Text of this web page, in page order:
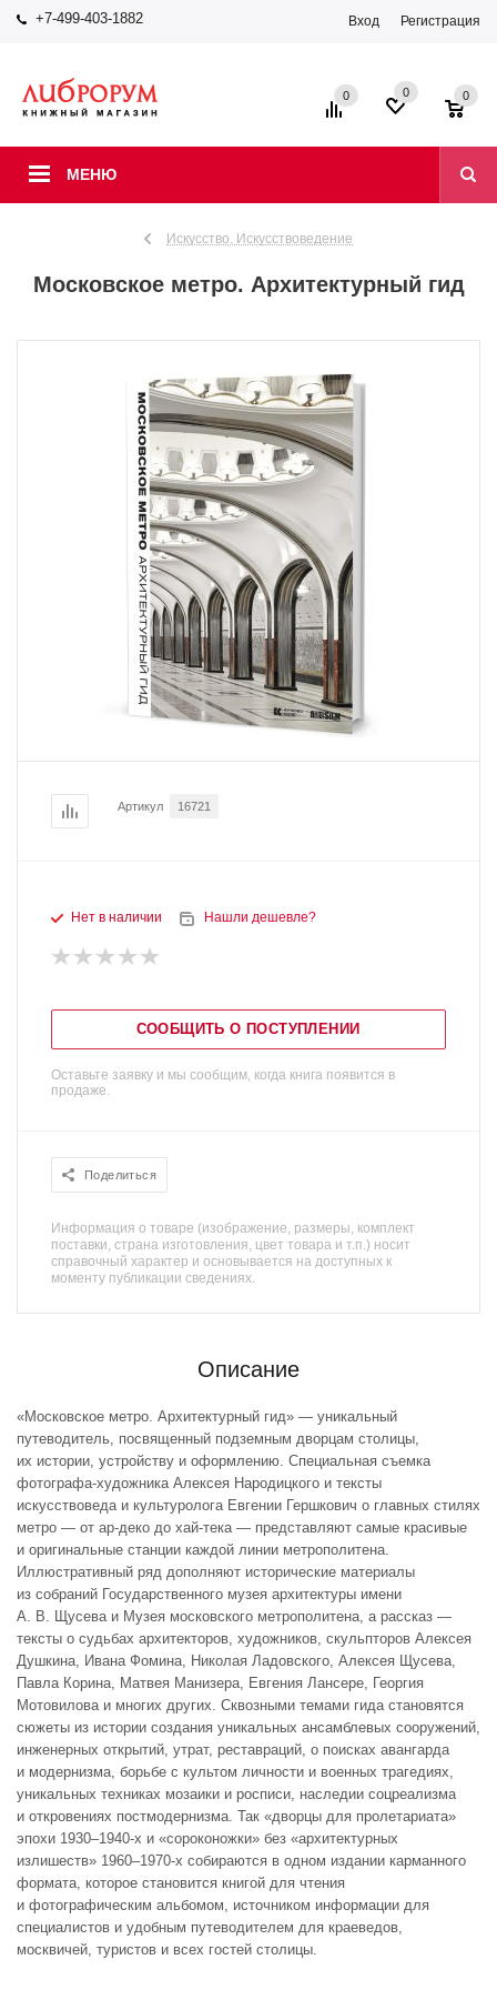
+7-499-403-1882 Вход Регистрация
МЕНЮ
0 0 0
Искусство. Искусствоведение
Московское метро. Архитектурный гид
Артикул 16721
Нет в наличии Нашли дешевле?
СООБЩИТЬ О ПОСТУПЛЕНИИ
Оставьте заявку и мы сообщим, когда книга появится в
продаже.
Поделиться
Информация о товаре (изображение, размеры, комплект
поставки, страна изготовления, цвет товара и т.п.) носит
справочный характер и основывается на доступных к
моменту публикации сведениях.
Описание
«Московское метро. Архитектурный гид» — уникальный
путеводитель, посвященный подземным дворцам столицы,
их истории, устройству и оформлению. Специальная съемка
фотографа-художника Алексея Народицкого и тексты
искусствоведа и культуролога Евгении Гершкович о главных стилях
метро — от ар-деко до хай-тека — представляют самые красивые
и оригинальные станции каждой линии метрополитена.
Иллюстративный ряд дополняют исторические материалы
из собраний Государственного музея архитектуры имени
А. В. Щусева и Музея московского метрополитена, а рассказ —
тексты о судьбах архитекторов, художников, скульпторов Алексея
Душкина, Ивана Фомина, Николая Ладовского, Алексея Щусева,
Павла Корина, Матвея Манизера, Евгения Лансере, Георгия
Мотовилова и многих других. Сквозными темами гида становятся
сюжеты из истории создания уникальных ансамблевых сооружений,
инженерных открытий, утрат, реставраций, о поисках авангарда
и модернизма, борьбе с культом личности и военных трагедиях,
уникальных техниках мозаики и росписи, наследии соцреализма
и откровениях постмодернизма. Так «дворцы для пролетариата»
эпохи 1930–1940-х и «сороконожки» без «архитектурных
излишеств» 1960–1970-х собираются в одном издании карманного
формата, которое становится книгой для чтения
и фотографическим альбомом, источником информации для
специалистов и удобным путеводителем для краеведов,
москвичей, туристов и всех гостей столицы.